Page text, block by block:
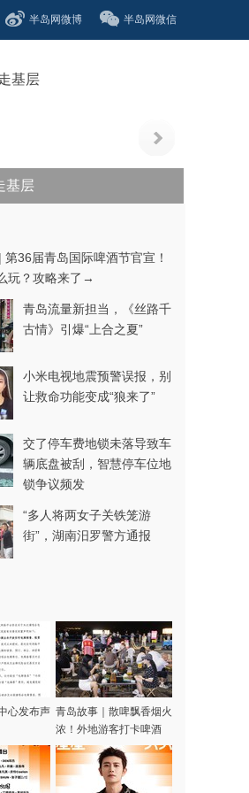
半岛网微博 半岛网微信
基层
第36届青岛国际啤酒节官宣！
玩？攻略来了→
青岛流量新担当，《丝路千
古情》引爆“上合之夏”
小米电视地震预警误报，别
让救命功能变成“狼来了”
交了停车费地锁未落导致车
辆底盘被刮，智慧停车位地
锁争议频发
“多人将两女子关铁笼游
街”，湖南汨罗警方通报
心发布声 青岛故事｜散啤飘香烟火
浓！外地游客打卡啤酒
屋，一场生日邂逅暖心合
唱